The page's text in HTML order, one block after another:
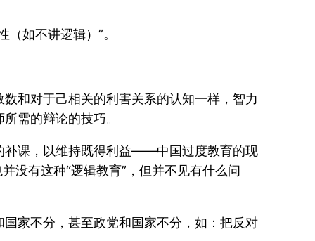
如不讲逻辑）”。
和对于己相关的利害关系的认知一样，智力
需的辩论的技巧。
补课，以维持既得利益——中国过度教育的现
没有这种“逻辑教育”，但并不见有什么问
家不分，甚至政党和国家不分，如：把反对